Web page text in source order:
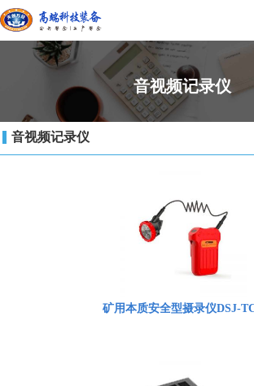
音视频记录仪
音视频记录仪
矿用本质安全型摄录仪DSJ-